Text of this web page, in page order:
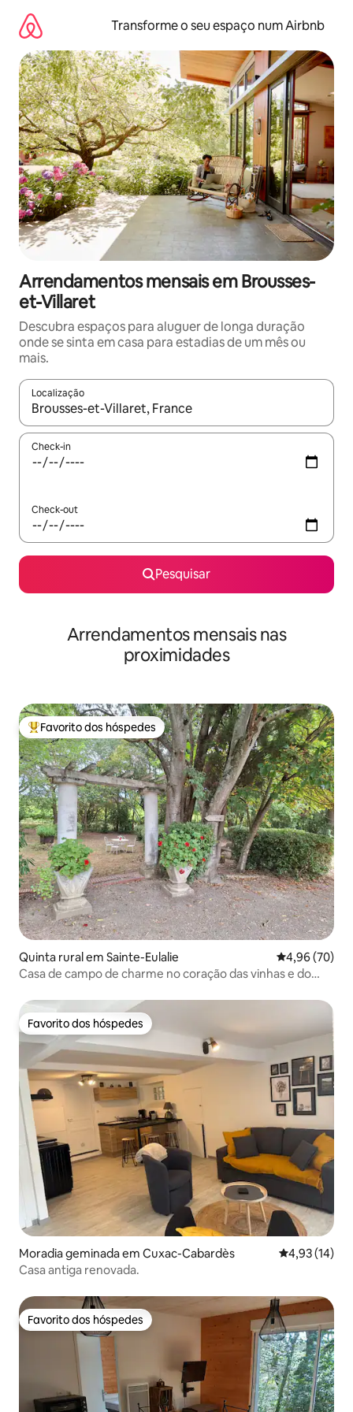
para
conteúdo
Transforme o seu espaço num Airbnb
Arrendamentos mensais em Brousses-
et-Villaret
Descubra espaços para aluguer de longa duração
onde se sinta em casa para estadias de um mês ou
mais.
Localização
Quando os resultados estiverem disponíveis, navegue com
Check-in
Check-out
Pesquisar
Arrendamentos mensais nas
proximidades
Favoritos dos hóspedes mais apreciados
Favorito dos hóspedes
Quinta rural em Sainte-Eulalie Classificação
4,96 (70)
Casa de campo de charme no coração das vinhas e do
Favorito dos hóspedes
Favorito dos hóspedes
Moradia geminada em Cuxac-Cabardès Classificação
4,93 (14)
Casa antiga renovada.
Favorito dos hóspedes
Favorito dos hóspedes